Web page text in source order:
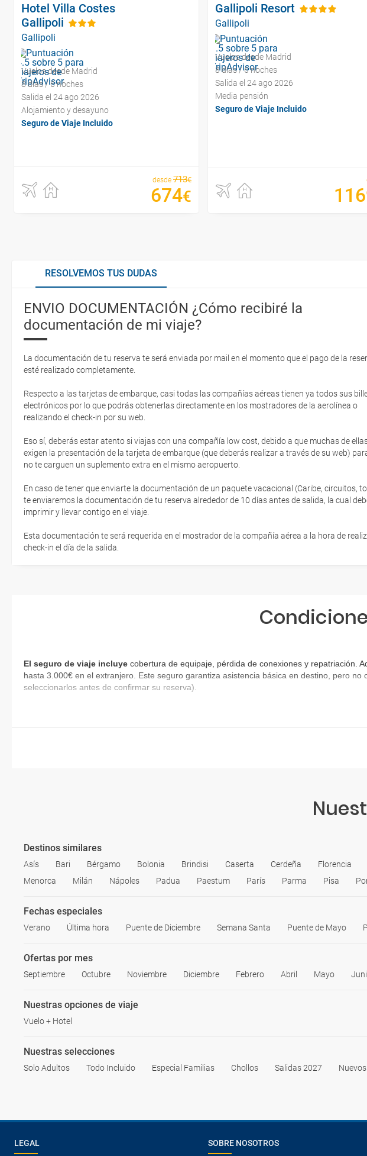
Hotel Villa Costes
Gallipoli
Gallipoli
Vuelos desde Madrid
8 días / 6 noches
Salida el 24 ago 2026
Alojamiento y desayuno
Seguro de Viaje Incluido
desde 713€
674€
Gallipoli Resort
Gallipoli
Vuelos desde Madrid
8 días / 6 noches
Salida el 24 ago 2026
Media pensión
Seguro de Viaje Incluido
RESOLVEMOS TUS DUDAS
ENVIO DOCUMENTACIÓN ¿Cómo recibiré la
documentación de mi viaje?
La documentación de tu reserva te será enviada por mail en el momento que el pago de la
esté realizado completamente.
Respecto a las tarjetas de embarque, casi todas las compañías aéreas tienen ya todos sus
electrónicos por lo que podrás obtenerlas directamente en los mostradores de la aerolínea o
realizando el check-in por su web.
Eso sí, deberás estar atento si viajas con una compañía low cost, debido a que muchas de
exigen la presentación de la tarjeta de embarque (que deberás realizar a través de su web)
no te carguen un suplemento extra en el mismo aeropuerto.
En caso de tener que enviarte la documentación de un paquete vacacional (Caribe, circuitos,
te enviaremos la documentación de tu reserva alrededor de 10 días antes de salida, la cual
imprimir y llevar contigo en el viaje.
Esta documentación te será requerida en el mostrador de la compañía aérea a la hora de
check-in el día de la salida.
El seguro de viaje incluye cobertura de equipaje, pérdida de conexiones y repatriación.
hasta 3.000€ en el extranjero. Este seguro garantiza asistencia básica en destino, pero
seleccionarlos antes de confirmar su reserva).
Destinos similares
Asís Bari Bérgamo Bolonia Brindisi Caserta Cerdeña Florencia
Menorca
Milán Nápoles Padua Paestum París Parma Pisa
Fechas especiales
Verano Última hora Puente de Diciembre Semana Santa Puente de Mayo
Ofertas por mes
Septiembre Octubre Noviembre Diciembre Febrero Abril Mayo
Nuestras opciones de viaje
Vuelo + Hotel
Nuestras selecciones
Solo Adultos Todo Incluido Especial Familias Chollos Salidas 2027
LEGAL SOBRE NOSOTROS